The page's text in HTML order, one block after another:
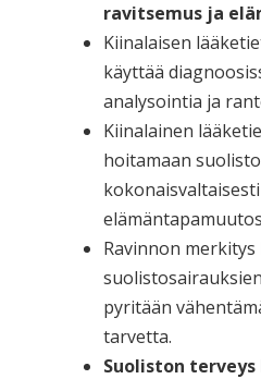
ravitsemus ja
Kiinalaisen
käyttää
analysointia ja
Kiinalainen
hoitamaan
kokonaisvaltaisesti
Ravinnon
pyritään
tarvetta.
Suoliston